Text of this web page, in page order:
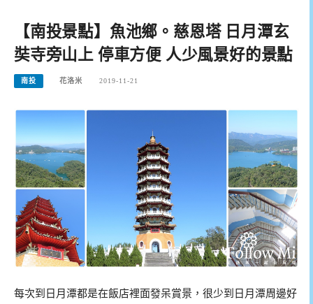
【南投景點】魚池鄉。慈恩塔 日月潭玄
奘寺旁山上 停車方便 人少風景好的景點
南投 花洛米 2019-11-21
每次到日月潭都是在飯店裡面發呆賞景，很少到日月潭周邊好